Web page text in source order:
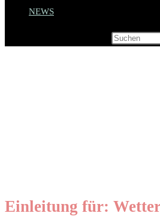
NEWS
Einleitung für: